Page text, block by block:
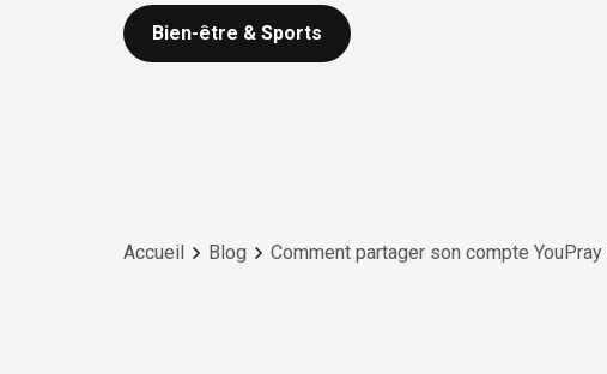
Bien-être & Sports
Accueil Blog Comment partager son compte YouPray